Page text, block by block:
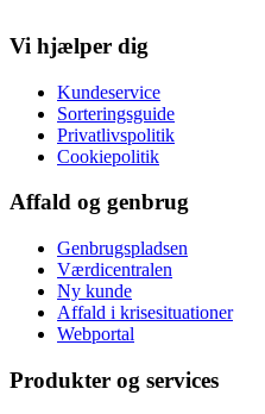
Vi hjælper dig
Kundeservice
Sorteringsguide
Privatlivspolitik
Cookiepolitik
Affald og genbrug
Genbrugspladsen
Værdicentralen
Ny kunde
Affald i krisesituationer
Webportal
Produkter og services